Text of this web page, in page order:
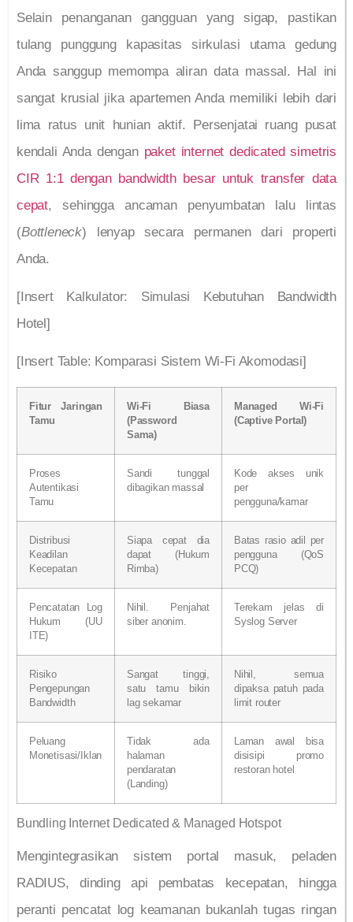
Selain penanganan gangguan yang sigap, pastikan
tulang punggung kapasitas sirkulasi utama gedung
Anda sanggup memompa aliran data massal. Hal ini
sangat krusial jika apartemen Anda memiliki lebih dari
lima ratus unit hunian aktif. Persenjatai ruang pusat
kendali Anda dengan paket internet dedicated simetris
CIR 1:1 dengan bandwidth besar untuk transfer data
cepat, sehingga ancaman penyumbatan lalu lintas
(Bottleneck) lenyap secara permanen dari properti
Anda.
[Insert Kalkulator: Simulasi Kebutuhan Bandwidth
Hotel]
[Insert Table: Komparasi Sistem Wi-Fi Akomodasi]
Fitur Jaringan
Tamu
Wi-Fi Biasa
(Password
Sama)
Managed Wi-Fi
(Captive Portal)
Proses
Autentikasi
Tamu
Sandi tunggal
dibagikan massal
Kode akses unik
per
pengguna/kamar
Distribusi
Keadilan
Kecepatan
Siapa cepat dia
dapat (Hukum
Rimba)
Batas rasio adil per
pengguna (QoS
PCQ)
Pencatatan Log
Hukum (UU
ITE)
Nihil. Penjahat
siber anonim.
Terekam jelas di
Syslog Server
Risiko
Pengepungan
Bandwidth
Sangat tinggi,
satu tamu bikin
lag sekamar
Nihil, semua
dipaksa patuh pada
limit router
Peluang
Monetisasi/Iklan
Tidak ada
halaman
pendaratan
(Landing)
Laman awal bisa
disisipi promo
restoran hotel
Bundling Internet Dedicated & Managed Hotspot
Mengintegrasikan sistem portal masuk, peladen
RADIUS, dinding api pembatas kecepatan, hingga
peranti pencatat log keamanan bukanlah tugas ringan